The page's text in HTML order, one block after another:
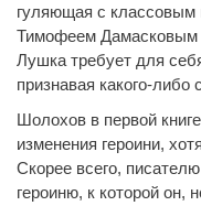
гуляющая с классовым
Тимофеем Дамасковым
Лушка требует для
признавая какого-
Шолохов в первой
изменения героини,
Скорее всего,
героиню, к которой он,